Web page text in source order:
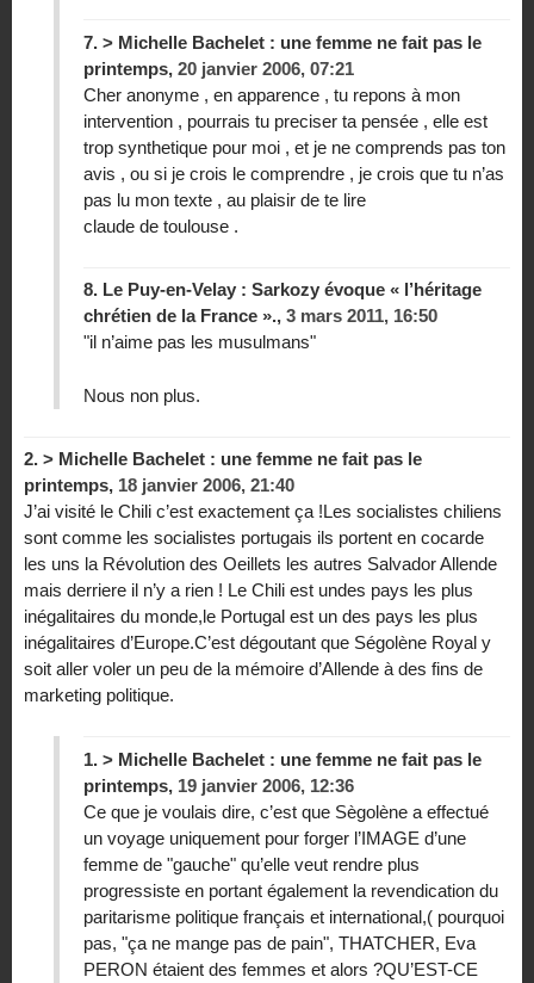
7. > Michelle Bachelet : une femme ne fait pas le
printemps, 20 janvier 2006, 07:21
Cher anonyme , en apparence , tu repons à mon
intervention , pourrais tu preciser ta pensée , elle est
trop synthetique pour moi , et je ne comprends pas ton
avis , ou si je crois le comprendre , je crois que tu n’as
pas lu mon texte , au plaisir de te lire
claude de toulouse .
8. Le Puy-en-Velay : Sarkozy évoque « l’héritage
chrétien de la France »., 3 mars 2011, 16:50
"il n’aime pas les musulmans"
Nous non plus.
2. > Michelle Bachelet : une femme ne fait pas le
printemps, 18 janvier 2006, 21:40
J’ai visité le Chili c’est exactement ça !Les socialistes chiliens
sont comme les socialistes portugais ils portent en cocarde
les uns la Révolution des Oeillets les autres Salvador Allende
mais derriere il n’y a rien ! Le Chili est undes pays les plus
inégalitaires du monde,le Portugal est un des pays les plus
inégalitaires d’Europe.C’est dégoutant que Ségolène Royal y
soit aller voler un peu de la mémoire d’Allende à des fins de
marketing politique.
1. > Michelle Bachelet : une femme ne fait pas le
printemps, 19 janvier 2006, 12:36
Ce que je voulais dire, c’est que Sègolène a effectué
un voyage uniquement pour forger l’IMAGE d’une
femme de "gauche" qu’elle veut rendre plus
progressiste en portant également la revendication du
paritarisme politique français et international,( pourquoi
pas, "ça ne mange pas de pain", THATCHER, Eva
PERON étaient des femmes et alors ?QU’EST-CE